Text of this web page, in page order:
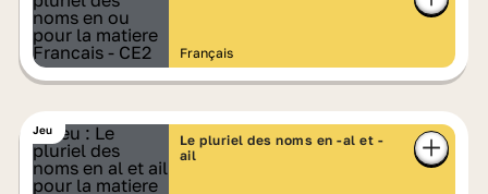
Français
Jeu
Le pluriel des noms en -al et -
ail